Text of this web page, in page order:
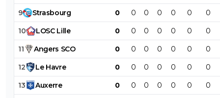
9 Strasbourg 0 0 0 0 0 0 0
10 LOSC Lille 0 0 0 0 0 0 0
11 Angers SCO 0 0 0 0 0 0 0
12 Le Havre 0 0 0 0 0 0 0
13 Auxerre 0 0 0 0 0 0 0